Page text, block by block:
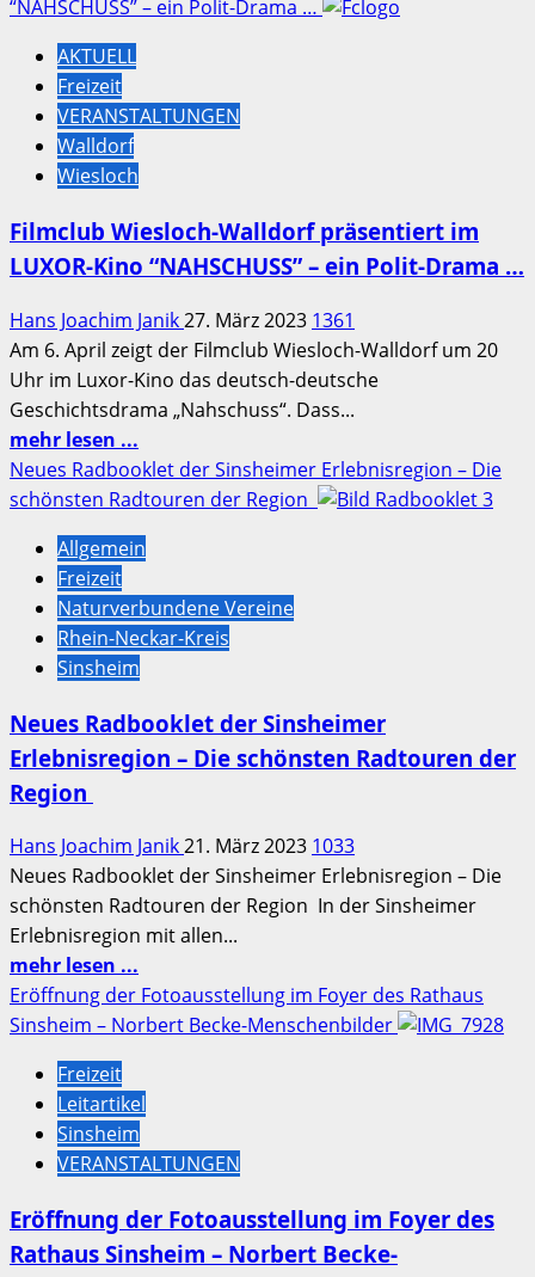
über
Stadtführungen
am
02.04.
–
24.04.
–
01.05.2023
“save
the
date”
“NAHSCHUSS” – ein Polit-Drama …
AKTUELL
Freizeit
VERANSTALTUNGEN
Walldorf
Wiesloch
Filmclub Wiesloch-Walldorf präsentiert im
LUXOR-Kino “NAHSCHUSS” – ein Polit-Drama …
Hans Joachim Janik27. März 2023 1361
Am 6. April zeigt der Filmclub Wiesloch-Walldorf um 20
Uhr im Luxor-Kino das deutsch-deutsche
Geschichtsdrama „Nahschuss“. Dass...
mehr lesen ...
Informationen
über
Wiesloch-
präsentiert
im
LUXOR-
“NAHSCHUSS”
–
Drama
…
Neues Radbooklet der Sinsheimer Erlebnisregion – Die
schönsten Radtouren der Region
Allgemein
Freizeit
Naturverbundene Vereine
Rhein-Neckar-Kreis
Sinsheim
Neues Radbooklet der Sinsheimer
Erlebnisregion – Die schönsten Radtouren der
Region
Hans Joachim Janik21. März 2023 1033
Neues Radbooklet der Sinsheimer Erlebnisregion – Die
schönsten Radtouren der Region In der Sinsheimer
Erlebnisregion mit allen...
mehr lesen ...
Informationen
über
der
Sinsheimer
Erlebnisregion
Die
schönsten
Eröffnung der Fotoausstellung im Foyer des Rathaus
Sinsheim – Norbert Becke-Menschenbilder
Freizeit
Leitartikel
Sinsheim
VERANSTALTUNGEN
Eröffnung der Fotoausstellung im Foyer des
Rathaus Sinsheim – Norbert Becke-